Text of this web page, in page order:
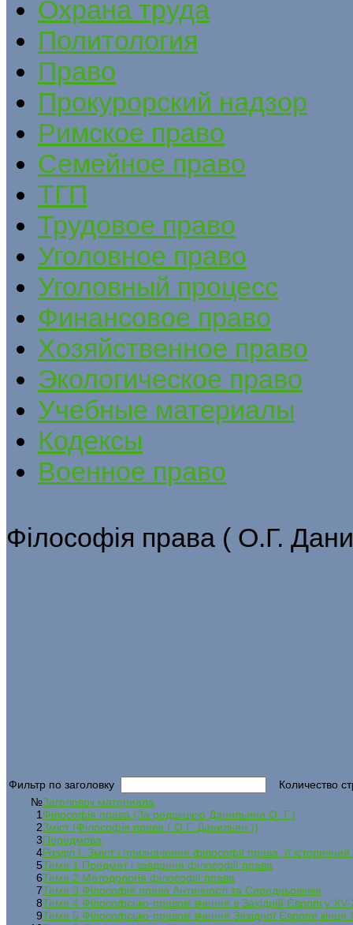
Охрана труда
Политология
Право
Прокурорский надзор
Римское право
Семейное право
ТГП
Трудовое право
Уголовное право
Уголовный процесс
Финансовое право
Хозяйственное право
Экологическое право
Учебные материалы
Кодексы
Военное право
Філософія права ( О.Г.
Фильтр по заголовку
Количество
№Заголовок материала
1Філософія права (За редакцією Данильяна О. Г.)
2Зміст (Філософія права ( О.Г. Данильян ))
3Передмова
4Розділ I. Зміст і призначення філософії права, її
5Тема 1 Предмет і завдання філософії права
6Тема 2 Методологія філософії права
7Тема 3 Філософія права Античності та Середньовіччя
8Тема 4 Філософсько-правові вчення в Західній Європі у XV-
9Тема 5 Філософсько-правові вчення Західної Європи